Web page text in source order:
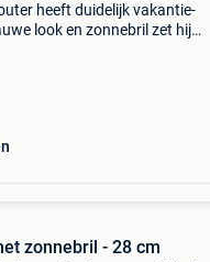
heeft duidelijk vakantie-
look en zonnebril zet hij
zonnebril - 28 cm